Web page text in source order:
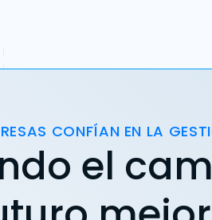
CONFÍAN EN LA
el